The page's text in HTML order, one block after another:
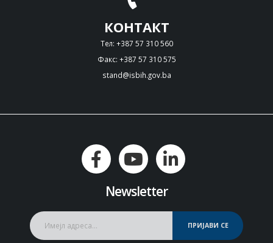
КОНТАКТ
Тел: +387 57 310 560
Факс: +387 57 310 575
stand@isbih.gov.ba
Newsletter
ПРИЈАВИ СЕ